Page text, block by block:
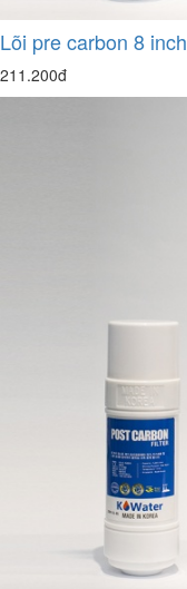
Lõi pre carbon 8 inch
211.200đ